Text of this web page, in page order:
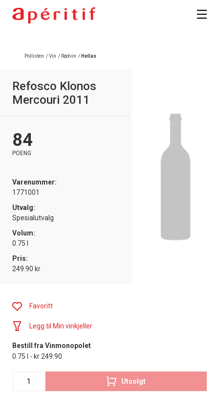
Pollisten /Vin / Rødvin / Hellas
Refosco Klonos
Mercouri 2011
84
POENG
Varenummer:
1771001
Utvalg:
Spesialutvalg
Volum:
0.75 l
Pris:
249.90 kr
Favoritt
Legg til Min vinkjeller
Bestill fra Vinmonopolet
0.75 l - kr 249.90
Utsolgt